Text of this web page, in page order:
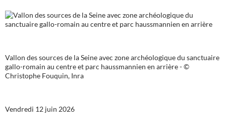
Vallon des sources de la Seine avec zone archéologique du sanctuaire
gallo-romain au centre et parc haussmannien en arrière - ©
Christophe Fouquin, Inra
Vendredi 12 juin 2026